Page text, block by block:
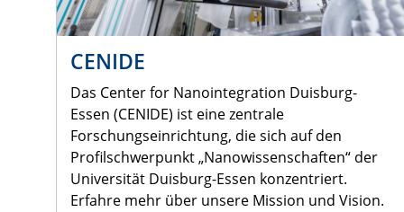
CENIDE
Das Center for Nanointegration Duisburg-
Essen (CENIDE) ist eine zentrale
Forschungseinrichtung, die sich auf den
Profilschwerpunkt „Nanowissenschaften“ der
Universität Duisburg-Essen konzentriert.
Erfahre mehr über unsere Mission und Vision.